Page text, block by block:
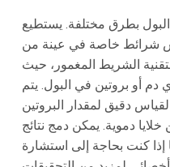
البول بطرق مختلفة. يستطيع
شرائط خاصة في عينة من
الشريط المغمور، حيث
دم أو بروتين في البول. يتم
دقيق لمقدار البروتين
دموية. يمكن دمج نتائج
إذا كنت بحاجة إلى استشارة